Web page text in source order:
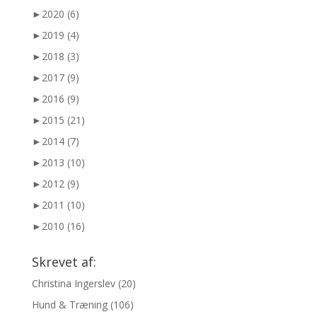
► 2020 (6)
► 2019 (4)
► 2018 (3)
► 2017 (9)
► 2016 (9)
► 2015 (21)
► 2014 (7)
► 2013 (10)
► 2012 (9)
► 2011 (10)
► 2010 (16)
Skrevet af:
Christina Ingerslev(20)
Hund & Træning(106)